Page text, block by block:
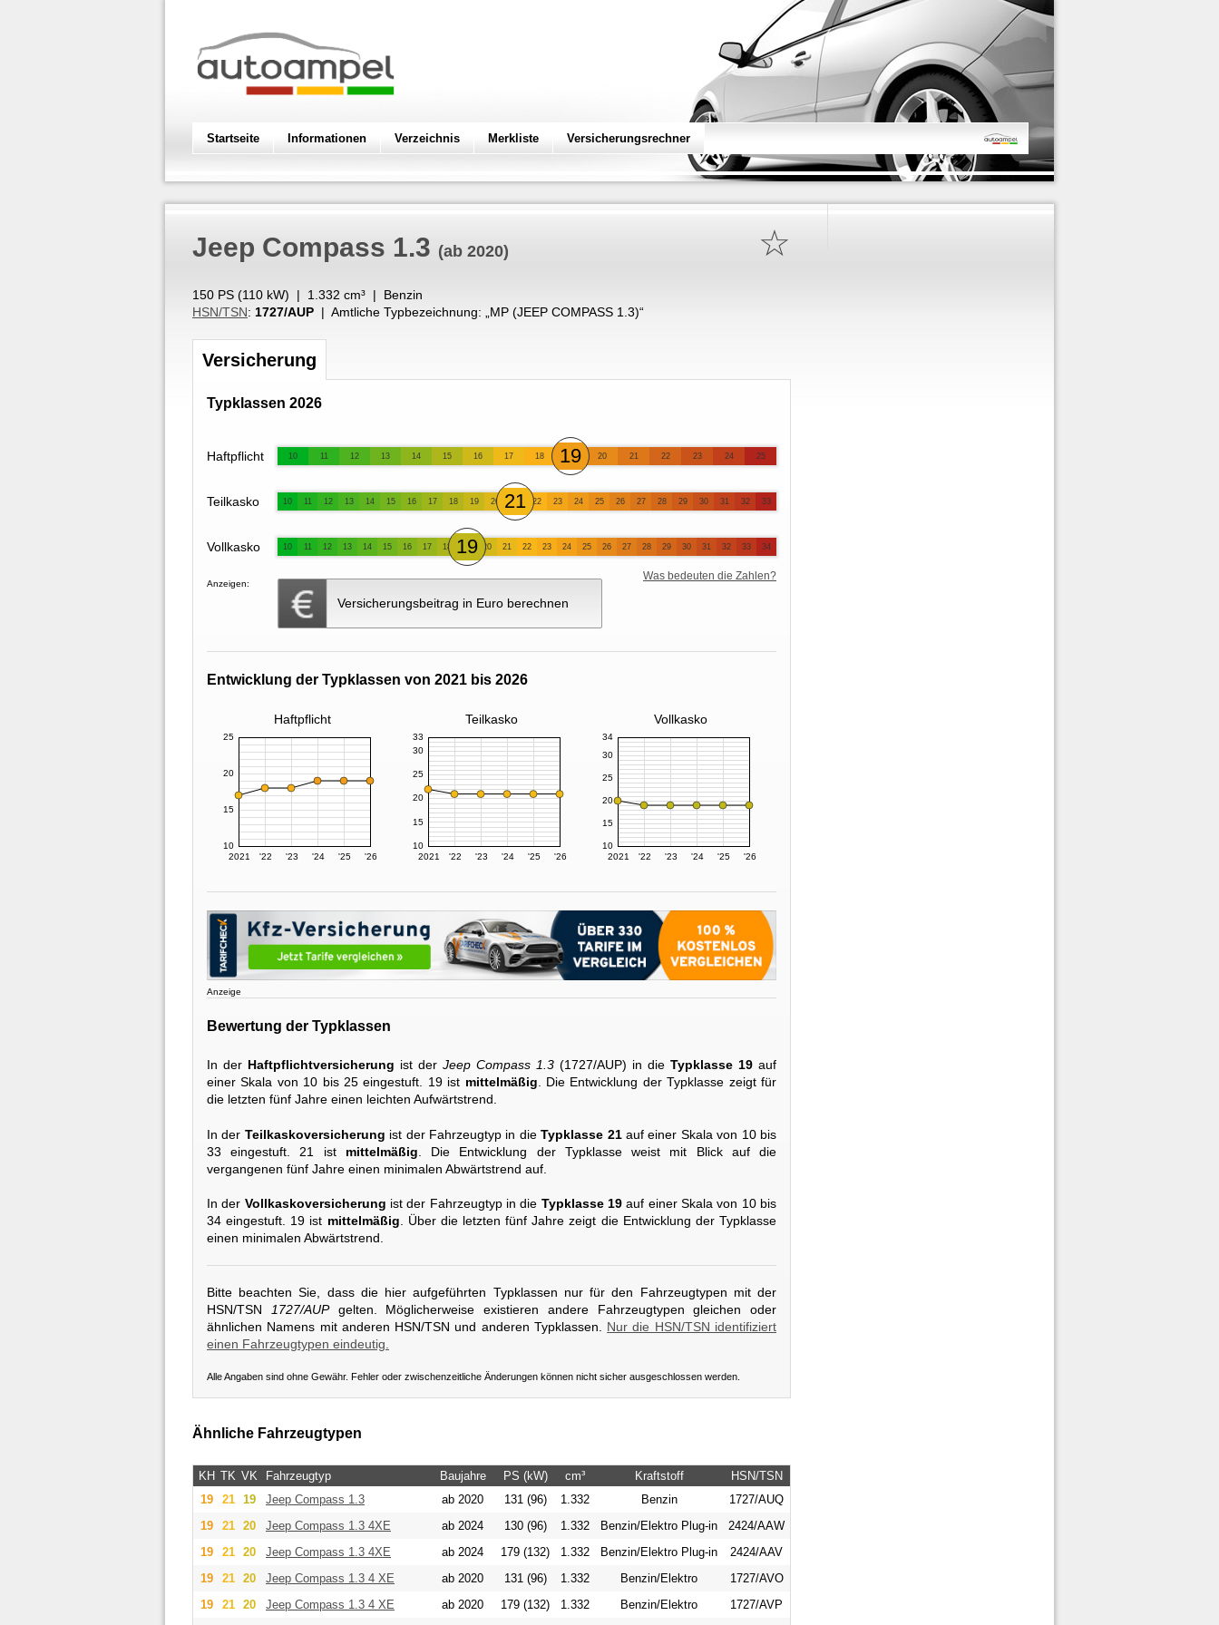
Startseite Informationen Verzeichnis Merkliste Versicherungsrechner
☆
Jeep Compass 1.3 (ab 2020)
150 PS (110 kW) | 1.332 cm³ | Benzin
HSN/TSN: 1727/AUP | Amtliche Typbezeichnung: „ MP (JEEP COMPASS 1.3)“
Versicherung
Typklassen 2026
Haftpflicht 10 11 12 13 14 15 16 17 18 19 20 21 22 23 24 25
Teilkasko 10 11 12 13 14 15 16 17 18 19 20 21 22 23 24 25 26 27 28 29 30 31 32 33
Vollkasko 10 11 12 13 14 15 16 17 18 19 20 21 22 23 24 25 26 27 28 29 30 31 32 33 34
Anzeigen:
Versicherungsbeitrag in Euro berechnen
Was bedeuten die Zahlen?
Entwicklung der Typklassen von 2021 bis 2026
Haftpflicht Teilkasko Vollkasko
2021 '22 '23 '24 '25 '26
10
15
20
25
2021 '22 '23 '24 '25 '26
10
15
20
25
30
33
2021 '22 '23 '24 '25 '26
10
15
20
25
30
34
Anzeige
Bewertung der Typklassen
In der Haftpflichtversicherung ist der Jeep Compass 1.3 (1727/AUP) in die Typklasse 19 auf
einer Skala von 10 bis 25 eingestuft. 19 ist mittelmäßig . Die Entwicklung der Typklasse zeigt für
die letzten fünf Jahre einen leichten Aufwärtstrend.
In der Teilkaskoversicherung ist der Fahrzeugtyp in dieTypklasse 21auf einer Skala von 10 bis
33 eingestuft. 21 ist mittelmäßig . Die Entwicklung der Typklasse weist mit Blick auf die
vergangenen fünf Jahre einen minimalen Abwärtstrend auf.
In der Vollkaskoversicherung ist der Fahrzeugtyp in die Typklasse 19 auf einer Skala von 10 bis
34 eingestuft. 19 ist mittelmäßig. Über die letzten fünf Jahre zeigt die Entwicklung der Typklasse
einen minimalen Abwärtstrend.
Bitte beachten Sie, dass die hier aufgeführten Typklassen nur für den Fahrzeugtypen mit der
HSN/TSN
1727/AUPgelten. Möglicherweise existieren andere Fahrzeugtypen gleichen oder
ähnlichen Namens mit anderen HSN/TSN und anderen Typklassen. Nur die HSN/TSN identifiziert
einen Fahrzeugtypen eindeutig.
Alle Angaben sind ohne Gewähr. Fehler oder zwischenzeitliche Änderungen können nicht sicher ausgeschlossen werden.
Ähnliche Fahrzeugtypen
KH TK VK Fahrzeugtyp Baujahre PS (kW) cm³ Kraftstoff
HSN/TSN
19
21 19 Jeep Compass 1.3 ab 2020 131 (96) 1.332 Benzin
1727/AUQ
19
21 20 Jeep Compass 1.3 4XE ab 2024 130 (96) 1.332 Benzin/Elektro Plug-in
2424/AAW
19
21 20 Jeep Compass 1.3 4XE ab 2024 179 (132) 1.332 Benzin/Elektro Plug-in
2424/AAV
19
21 20 Jeep Compass 1.3 4 XE ab 2020 131 (96) 1.332 Benzin/Elektro
1727/AVO
19
21 20 Jeep Compass 1.3 4 XE ab 2020 179 (132) 1.332 Benzin/Elektro
1727/AVP